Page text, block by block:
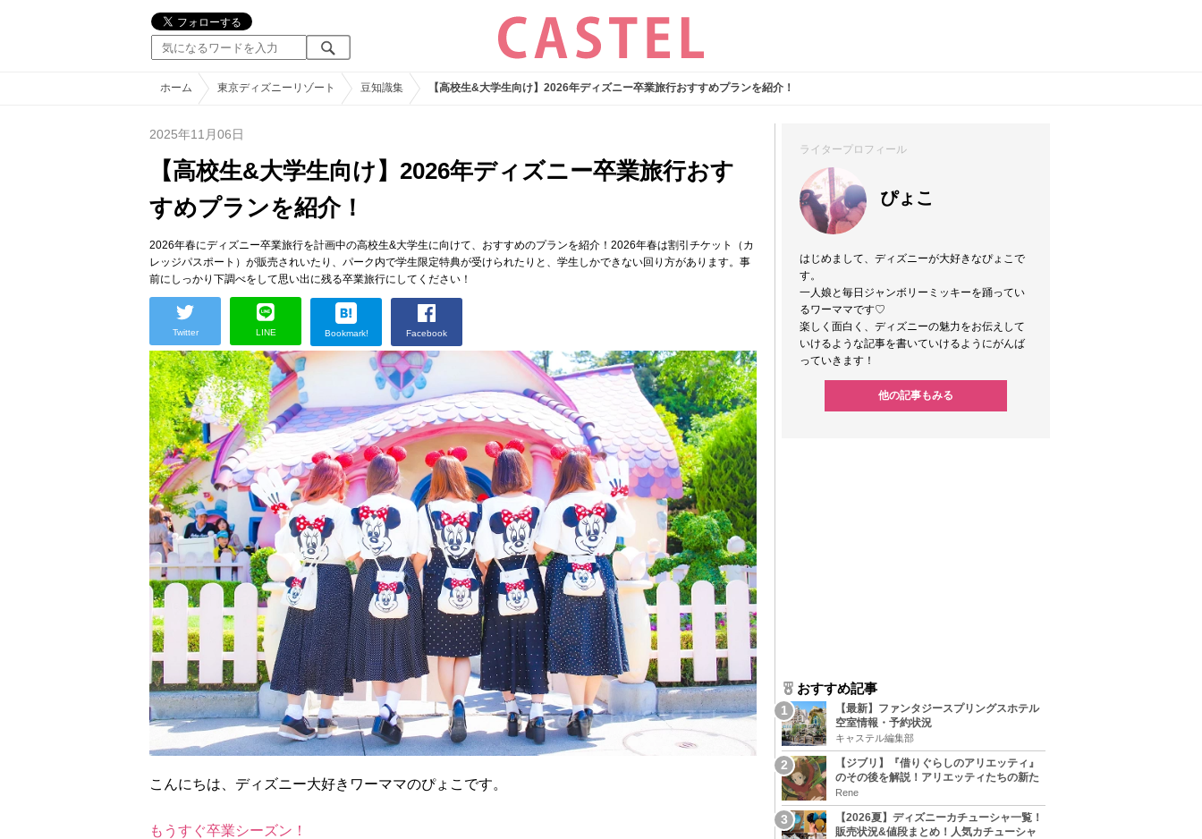
ホーム 東京ディズニーリゾート 豆知識集 【高校生&大学生向け】2026年ディズニー卒業旅行おすすめプランを紹介！
2025年11月06日
【高校生&大学生向け】2026年ディズニー卒業旅行おす
すめプランを紹介！
2026年春にディズニー卒業旅行を計画中の高校生&大学生に向けて、おすすめのプランを紹介！2026年春は割引チケット（カ
レッジパスポート）が販売されいたり、パーク内で学生限定特典が受けられたりと、学生しかできない回り方があります。事
前にしっかり下調べをして思い出に残る卒業旅行にしてください！
Twitter LINE Bookmark! Facebook
こんにちは、ディズニー大好きワーママのぴょこです。
もうすぐ卒業シーズン！
ライタープロフィール
ぴょこ
はじめまして、ディズニーが大好きなぴょこで
す。
一人娘と毎日ジャンボリーミッキーを踊ってい
るワーママです♡
楽しく面白く、ディズニーの魅力をお伝えして
いけるような記事を書いていけるようにがんば
っていきます！
他の記事もみる
おすすめ記事
【最新】ファンタジースプリングスホテル
空室情報・予約状況
キャステル編集部
【ジブリ】『借りぐらしのアリエッティ』
のその後を解説！アリエッティたちの新た
な住処は？翔の病気は治る？
Rene
【2026夏】ディズニーカチューシャ一覧！
販売状況&値段まとめ！人気カチューシャ